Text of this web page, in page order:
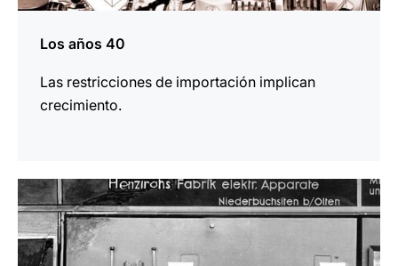
Los años 40
Las restricciones de importación implican
crecimiento.
más
información